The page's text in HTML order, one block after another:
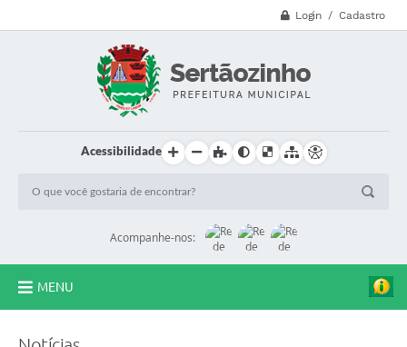
Login / Cadastro
Acessibilidade
Acompanhe-nos:
MENU